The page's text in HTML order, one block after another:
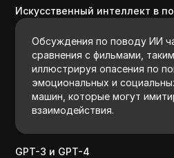
Искусственный интеллект в
Обсуждения по поводу ИИ
сравнения с фильмами,
иллюстрируя опасения по
эмоциональных и
машин, которые могут
взаимодействия.
GPT-3 и GPT-4